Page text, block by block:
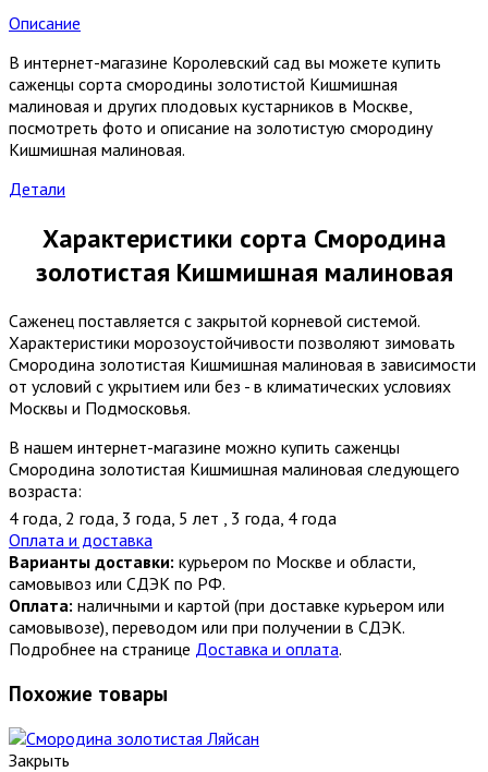
Описание
В интернет-магазине Королевский сад вы можете купить
саженцы сорта смородины золотистой Кишмишная
малиновая и других плодовых кустарников в Москве,
посмотреть фото и описание на золотистую смородину
Кишмишная малиновая.
Детали
Характеристики сорта Смородина
золотистая Кишмишная малиновая
Саженец поставляется с закрытой корневой системой.
Характеристики морозоустойчивости позволяют зимовать
Смородина золотистая Кишмишная малиновая в зависимости
от условий с укрытием или без - в климатических условиях
Москвы и Подмосковья.
В нашем интернет-магазине можно купить саженцы
Смородина золотистая Кишмишная малиновая следующего
возраста:
4 года, 2 года, 3 года, 5 лет , 3 года, 4 года
Оплата и доставка
Варианты доставки: курьером по Москве и области,
самовывоз или СДЭК по РФ.
Оплата: наличными и картой (при доставке курьером или
самовывозе), переводом или при получении в СДЭК.
Подробнее на странице Доставка и оплата.
Похожие товары
Закрыть